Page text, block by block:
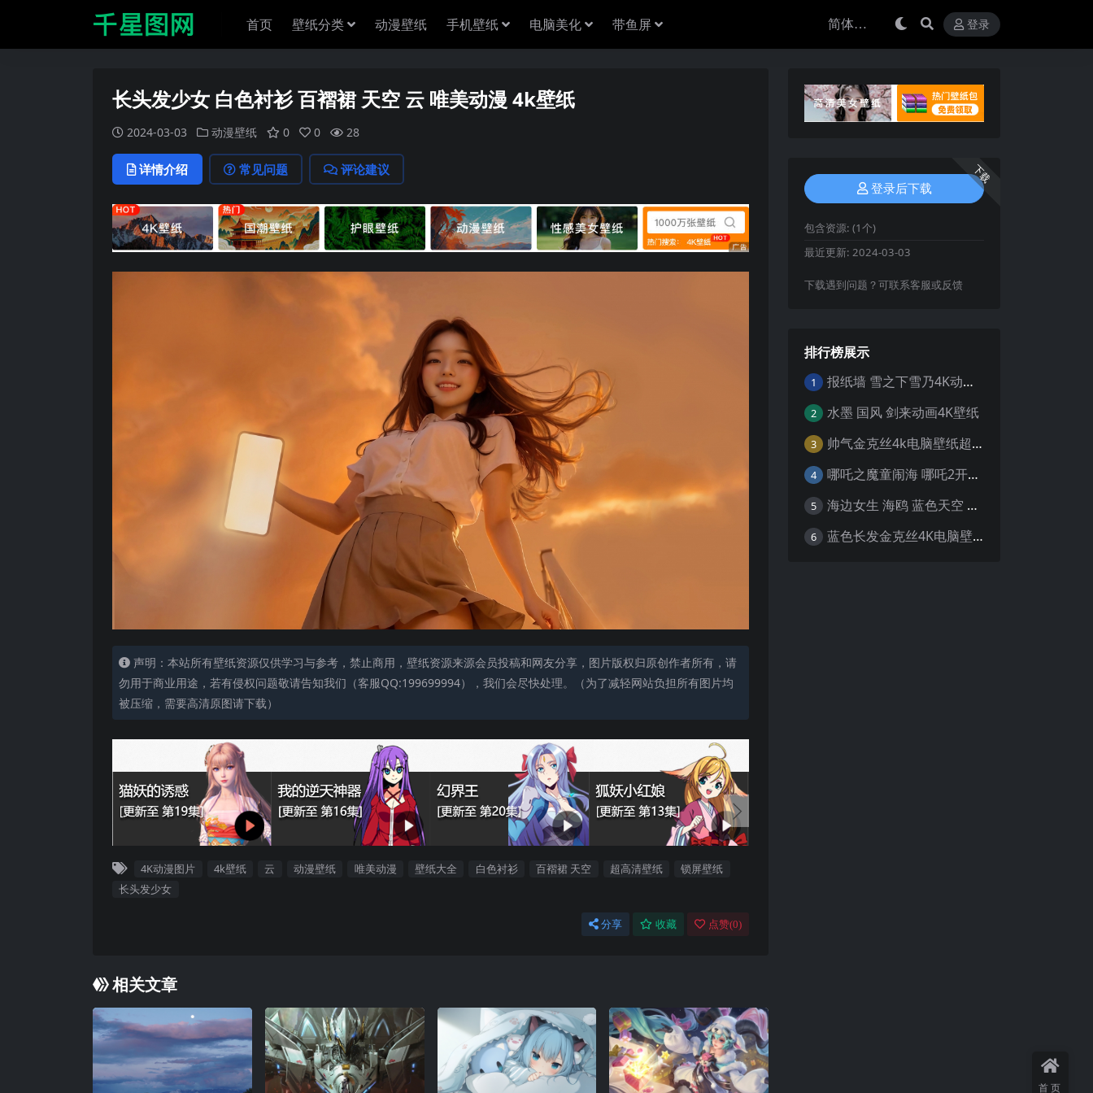
首页 壁纸分类 动漫壁纸 手机壁纸 电脑美化 带鱼屏 登录
长头发少女 白色衬衫 百褶裙 天空 云 唯美动漫 4k壁纸
2024-03-03 动漫壁纸 0 0 28
详情介绍 常见问题 评论建议
声明：本站所有壁纸资源仅供学习与参考，禁止商用，壁纸资源来源会员投稿和网友分享，图片版权归原创作者所有，请
勿用于商业用途，若有侵权问题敬请告知我们（客服QQ:199699994），我们会尽快处理。（为了减轻网站负担所有图片均
被压缩，需要高清原图请下载）
4K动漫图片 4k壁纸 云 动漫壁纸 唯美动漫 壁纸大全 白色衬衫 百褶裙 天空 超高清壁纸
锁屏壁纸
长头发少女
分享 收藏 点赞(0)
相关文章
下载
登录后下载
包含资源: (1个)
最近更新: 2024-03-03
下载遇到问题？可联系客服或反馈
排行榜展示
1 报纸墙 雪之下雪乃4K动漫壁纸
2 水墨 国风 剑来动画4K壁纸
3 帅气金克丝4k电脑壁纸超清
4 哪吒之魔童闹海 哪吒2开场4K壁纸
5 海边女生 海鸥 蓝色天空 4K壁纸
6 蓝色长发金克丝4K电脑壁纸
首页